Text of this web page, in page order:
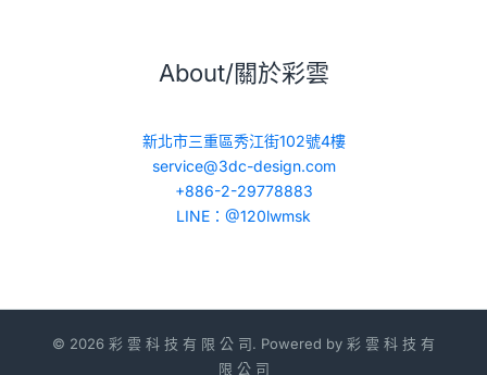
About/關於彩雲
新北市三重區秀江街102號4樓
service@3dc-design.com
+886-2-29778883
LINE：@120lwmsk
© 2026 彩 雲 科 技 有 限 公 司. Powered by 彩 雲 科 技 有
限 公 司